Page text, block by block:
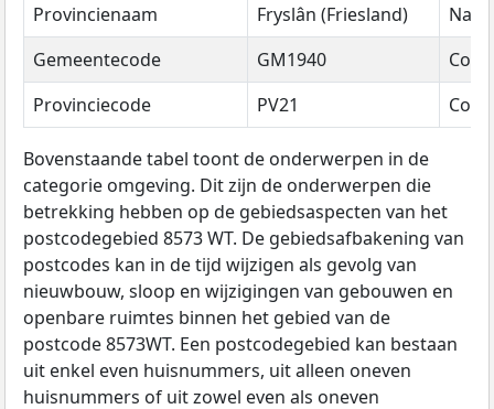
Provincienaam
Fryslân (Friesland)
Gemeentecode
GM1940
Code
Provinciecode
PV21 Code
Bovenstaande tabel toont de onderwerpen in de
categorie omgeving. Dit zijn de onderwerpen die
betrekking hebben op de gebiedsaspecten van het
postcodegebied 8573 WT. De gebiedsafbakening van
postcodes kan in de tijd wijzigen als gevolg van
nieuwbouw, sloop en wijzigingen van gebouwen en
openbare ruimtes binnen het gebied van de
postcode 8573WT. Een postcodegebied kan bestaan
uit enkel even huisnummers, uit alleen oneven
huisnummers of uit zowel even als oneven